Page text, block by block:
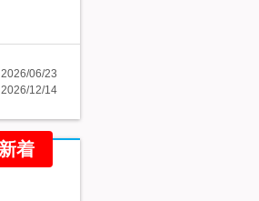
2026/06/23
2026/12/14
新着